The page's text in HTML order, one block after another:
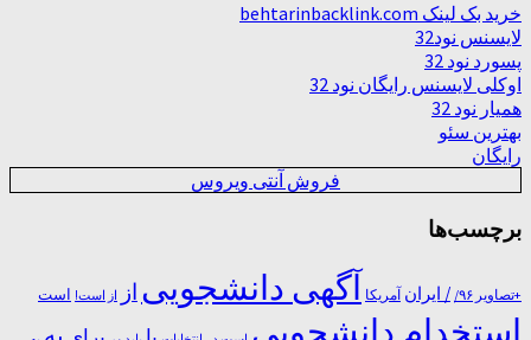
خرید بک لینک behtarinbacklink.com
لایسنس نود32
پسورد نود 32
اوکلی لایسنس رایگان نود 32
همیار نود 32
بهترین سئو
رایگان
فروش آنتی ویروس
برچسب‌ها
+تصاویر ۹۶/ / ایران آمریکا آگهی دانشجویی از از است! است
استخدام دانشجویی به